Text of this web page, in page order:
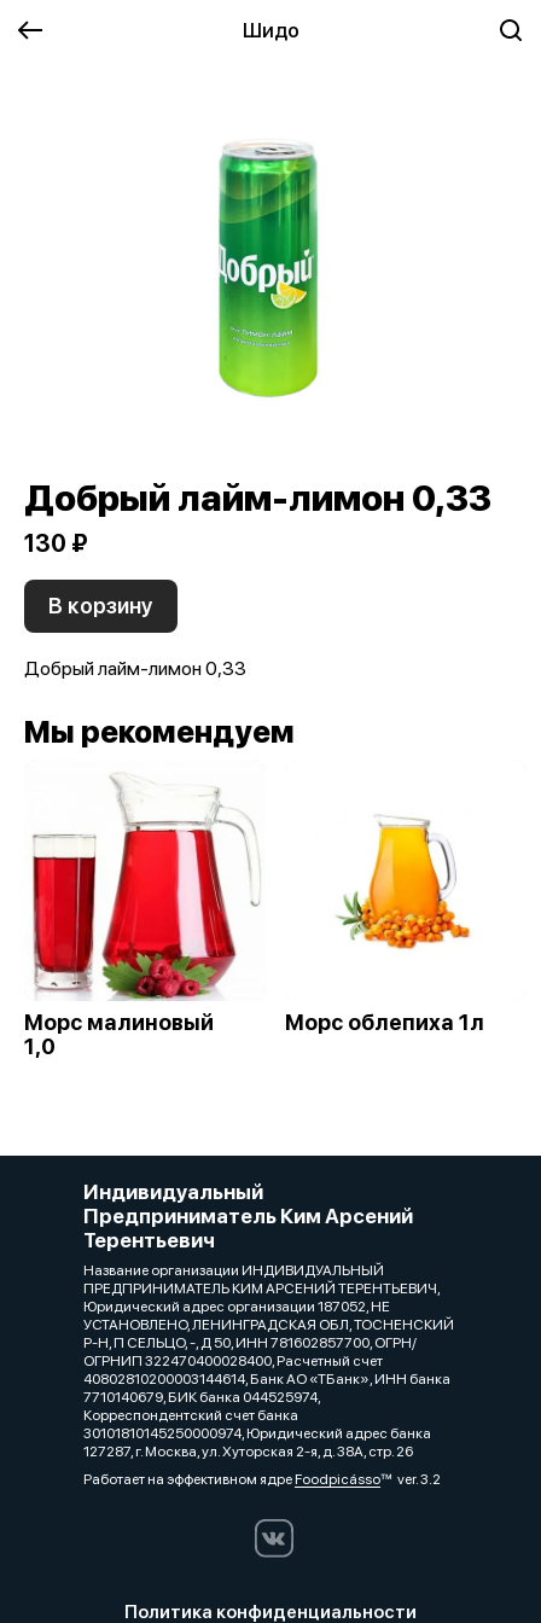
Шидо
Добрый лайм-лимон 0,33
130 ₽
В корзину
Добрый лайм-лимон 0,33
Мы рекомендуем
Морс малиновый
1,0
Морс облепиха 1л
Индивидуальный
Предприниматель Ким Арсений
Терентьевич
Название организации ИНДИВИДУАЛЬНЫЙ
ПРЕДПРИНИМАТЕЛЬ КИМ АРСЕНИЙ ТЕРЕНТЬЕВИЧ,
Юридический адрес организации 187052, НЕ
УСТАНОВЛЕНО, ЛЕНИНГРАДСКАЯ ОБЛ, ТОСНЕНСКИЙ
Р-Н, П СЕЛЬЦО, -, Д 50, ИНН 781602857700, ОГРН/
ОГРНИП 322470400028400, Расчетный счет
40802810200003144614, Банк АО «ТБанк», ИНН банка
7710140679, БИК банка 044525974,
Корреспондентский счет банка
30101810145250000974, Юридический адрес банка
127287, г. Москва, ул. Хуторская 2-я, д. 38А, стр. 26
Работает на эффективном ядреFoodpicássover. 3.2
Политика конфиденциальности